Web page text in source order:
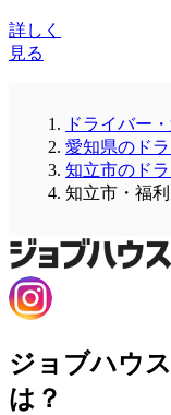
詳しく
見る
ドライバー
愛知県のド
知立市のド
知立市・福
ジョブハウ
は？